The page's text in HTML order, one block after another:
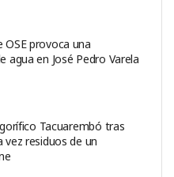
provoca una
agua en José Pedro Varela
Tacuarembó tras
residuos de un